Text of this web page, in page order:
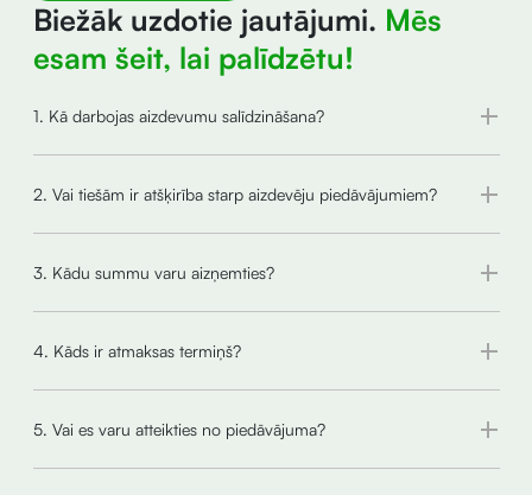
Biežāk uzdotie jautājumi. Mēs
esam šeit, lai palīdzētu!
1. Kā darbojas aizdevumu salīdzināšana?
2. Vai tiešām ir atšķirība starp aizdevēju piedāvājumiem?
3. Kādu summu varu aizņemties?
4. Kāds ir atmaksas termiņš?
5. Vai es varu atteikties no piedāvājuma?